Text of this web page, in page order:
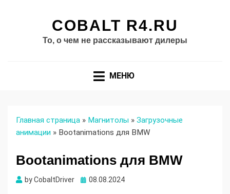
COBALT R4.RU
То, о чем не рассказывают дилеры
МЕНЮ
Главная страница » Магнитолы » Загрузочные
анимации » Bootanimations для BMW
Bootanimations для BMW
byCobaltDriver Опубликовано
08.08.2024